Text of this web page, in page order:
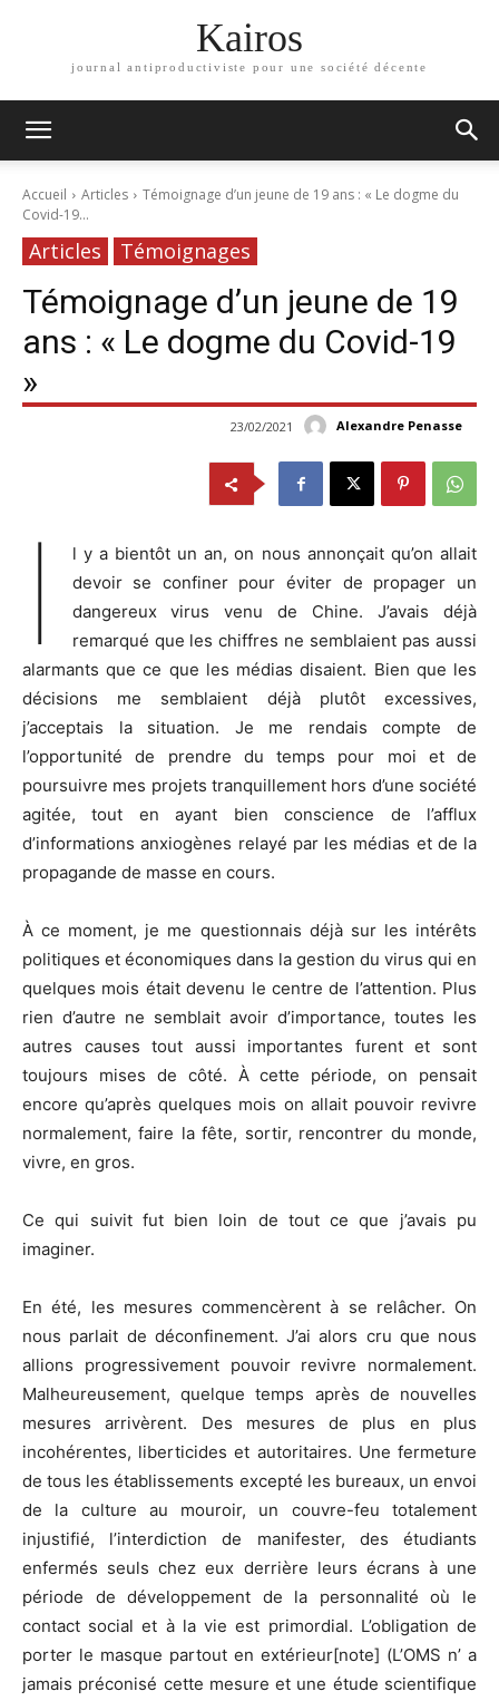
Kairos
journal antiproductiviste pour une société décente
Accueil Articles
Témoignage d’un jeune de 19 ans : « Le dogme du
Covid-19...
Articles Témoignages
Témoignage d’un jeune de 19
ans : « Le dogme du Covid-19
»
Alexandre Penasse
23/02/2021
I
l y a bientôt un an, on nous annonçait qu’on allait
devoir se confiner pour éviter de propager un
dangereux virus venu de Chine. J’avais déjà
remarqué que les chiffres ne semblaient pas aussi
alarmants que ce que les médias disaient. Bien que les
décisions me semblaient déjà plutôt excessives,
j’acceptais la situation. Je me rendais compte de
l’opportunité de prendre du temps pour moi et de
poursuivre mes projets tranquillement hors d’une société
agitée, tout en ayant bien conscience de l’afflux
d’informations anxiogènes relayé par les médias et de la
propagande de masse en cours.
À ce moment, je me questionnais déjà sur les intérêts
politiques et économiques dans la gestion du virus qui en
quelques mois était devenu le centre de l’attention. Plus
rien d’autre ne semblait avoir d’importance, toutes les
autres causes tout aussi importantes furent et sont
toujours mises de côté. À cette période, on pensait
encore qu’après quelques mois on allait pouvoir revivre
normalement, faire la fête, sortir, rencontrer du monde,
vivre, en gros.
Ce qui suivit fut bien loin de tout ce que j’avais pu
imaginer.
En été, les mesures commencèrent à se relâcher. On
nous parlait de déconfinement. J’ai alors cru que nous
allions progressivement pouvoir revivre normalement.
Malheureusement, quelque temps après de nouvelles
mesures arrivèrent. Des mesures de plus en plus
incohérentes, liberticides et autoritaires. Une fermeture
de tous les établissements excepté les bureaux, un envoi
de la culture au mouroir, un couvre-feu totalement
injustifié, l’interdiction de manifester, des étudiants
enfermés seuls chez eux derrière leurs écrans à une
période de développement de la personnalité où le
contact social et à la vie est primordial. L’obligation de
porter le masque partout en extérieur[note] (L’OMS n’ a
jamais préconisé cette mesure et une étude scientifique